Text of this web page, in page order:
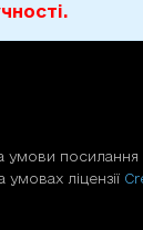
умови
умовах ліцензії